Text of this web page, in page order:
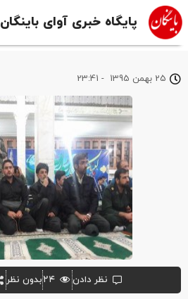
پایگاه خبری آوای باینگان
25 بهمن 1395 -
23:41
نظر دادن ۲۴بدون نظر